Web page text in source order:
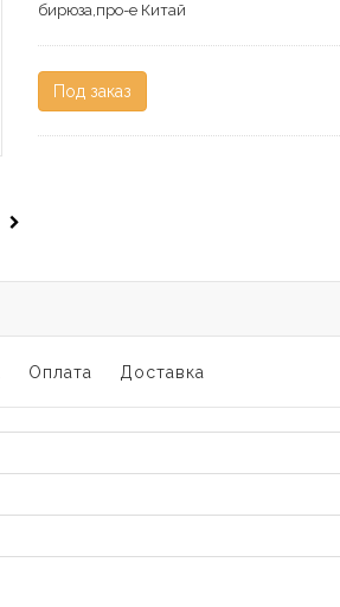
бирюза,про-е Китай
Под заказ
Оплата Доставка